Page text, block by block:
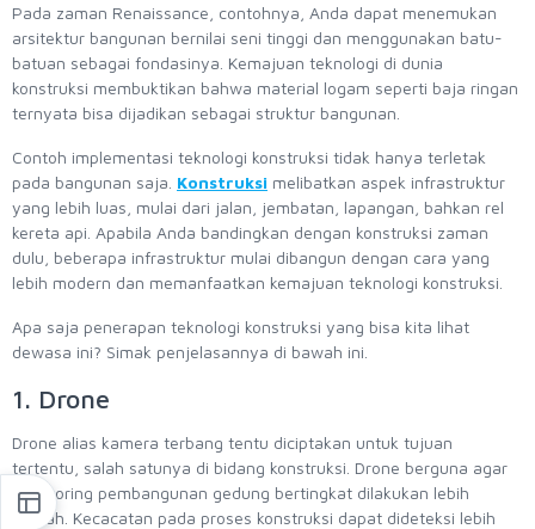
Pada zaman Renaissance, contohnya, Anda dapat menemukan
arsitektur bangunan bernilai seni tinggi dan menggunakan batu-
batuan sebagai fondasinya. Kemajuan teknologi di dunia
konstruksi membuktikan bahwa material logam seperti baja ringan
ternyata bisa dijadikan sebagai struktur bangunan.
Contoh implementasi teknologi konstruksi tidak hanya terletak
pada bangunan saja. Konstruksi melibatkan aspek infrastruktur
yang lebih luas, mulai dari jalan, jembatan, lapangan, bahkan rel
kereta api. Apabila Anda bandingkan dengan konstruksi zaman
dulu, beberapa infrastruktur mulai dibangun dengan cara yang
lebih modern dan memanfaatkan kemajuan teknologi konstruksi.
Apa saja penerapan teknologi konstruksi yang bisa kita lihat
dewasa ini? Simak penjelasannya di bawah ini.
1. Drone
Drone alias kamera terbang tentu diciptakan untuk tujuan
tertentu, salah satunya di bidang konstruksi. Drone berguna agar
monitoring pembangunan gedung bertingkat dilakukan lebih
mudah. Kecacatan pada proses konstruksi dapat dideteksi lebih